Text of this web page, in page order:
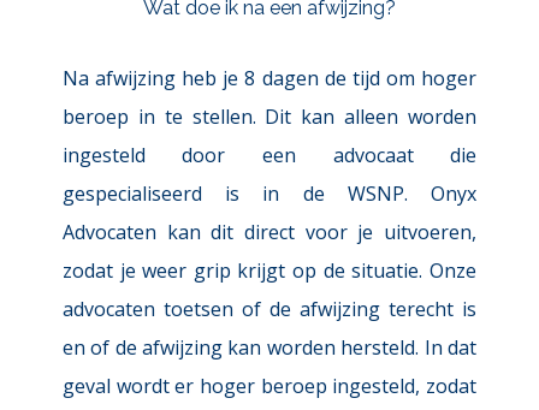
Wat doe ik na een afwijzing?
Na afwijzing heb je 8 dagen de tijd om hoger
beroep in te stellen. Dit kan alleen worden
ingesteld door een advocaat die
gespecialiseerd is in de WSNP. Onyx
Advocaten kan dit direct voor je uitvoeren,
zodat je weer grip krijgt op de situatie. Onze
advocaten toetsen of de afwijzing terecht is
en of de afwijzing kan worden hersteld. In dat
geval wordt er hoger beroep ingesteld, zodat